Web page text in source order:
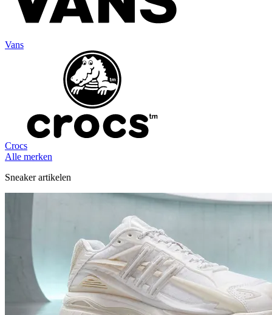
Vans
Crocs
Alle merken
Sneaker artikelen